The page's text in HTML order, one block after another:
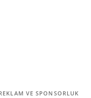
VE SPONSORLUK